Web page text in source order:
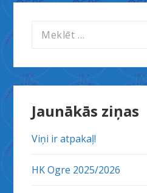
Meklēt:
Jaunākās ziņas
Viņi ir atpakaļ!
HK Ogre 2025/2026